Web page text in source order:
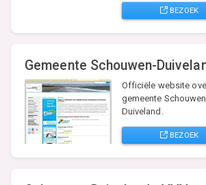
BEZOEK
Gemeente Schouwen-
Officiële website
gemeente
Duiveland.
BEZOEK